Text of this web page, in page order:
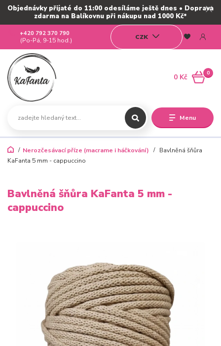
Objednávky přijaté do 11:00 odesíláme ještě dnes • Doprava
zdarma na Balíkovnu při nákupu nad 1000 Kč*
Menu
CZK
+420 792 370 790
(Po-Pá, 9-15 hod.)
0
0 Kč
Nerozčesávací příze (macrame i háčkování)
Bavlněná šňůra
KaFanta 5 mm - cappuccino
Bavlněná šňůra KaFanta 5 mm -
cappuccino